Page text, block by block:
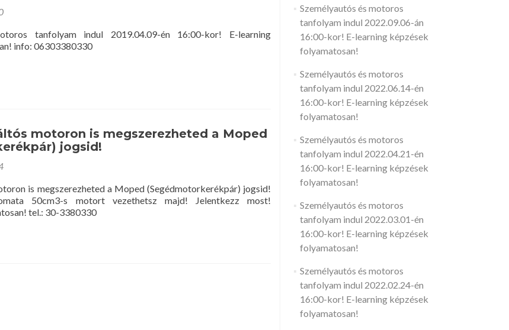
tanfolyam indul 2019.04.09-én 16:00-kor! E-learning
info: 06303380330
motoron is megszerezheted a Moped
jogsid!
is megszerezheted a Moped (Segédmotorkerékpár) jogsid!
50cm3-s motort vezethetsz majd! Jelentkezz most!
tel.: 30-3380330
Személyautós és motoros
tanfolyam indul 2022.09.06-án
16:00-kor! E-learning képzések
folyamatosan!
Személyautós és motoros
tanfolyam indul 2022.06.14-én
16:00-kor! E-learning képzések
folyamatosan!
Személyautós és motoros
tanfolyam indul 2022.04.21-én
16:00-kor! E-learning képzések
folyamatosan!
Személyautós és motoros
tanfolyam indul 2022.03.01-én
16:00-kor! E-learning képzések
folyamatosan!
Személyautós és motoros
tanfolyam indul 2022.02.24-én
16:00-kor! E-learning képzések
folyamatosan!